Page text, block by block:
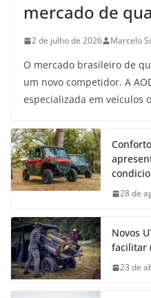
mercado de
2 de julho de 2026 Marcelo
O mercado brasileiro de
um novo competidor. A
especializada em veículos
28 de
Novos
facilitar
23 de